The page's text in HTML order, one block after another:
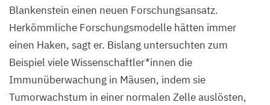
aus
Krebszellen
(rot),
sondern
auch
aus
Blankenstein einen neuen Forschungsansatz.
Herkömmliche Forschungsmodelle hätten immer
einen Haken, sagt er. Bislang untersuchten zum
Beispiel viele Wissenschaftler*innen die
Immunüberwachung in Mäusen, indem sie
Tumorwachstum in einer normalen Zelle auslösten,